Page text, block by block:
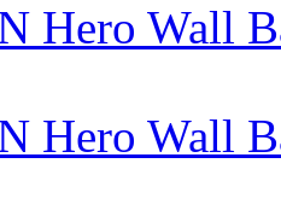
Hero Wall
Hero Wall